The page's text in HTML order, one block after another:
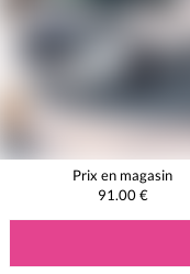
Prix en magasin
91.00 €